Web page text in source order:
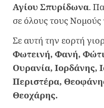
Αγίου Σπυρίδωνα.
σε όλους τους Νομούς
Σε αυτή την εορτή
Φωτεινή, Φανή,
Ουρανία, Ιορδάνης,
Περιστέρα,
Θεοχάρης.